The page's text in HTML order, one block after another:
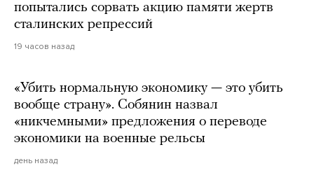
попытались сорвать акцию памяти жертв
сталинских репрессий
19 часов назад
«Убить нормальную экономику — это убить
вообще страну». Собянин назвал
«никчемными» предложения о переводе
экономики на военные рельсы
день назад